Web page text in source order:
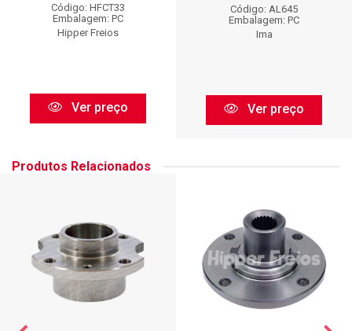
Código: HFCT33
Embalagem: PC
Hipper Freios
Ver preço
Código: AL645
Embalagem: PC
Ima
Ver preço
Produtos Relacionados